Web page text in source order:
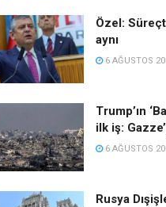
Özel:
aynı
6 AĞUSTOS
Trump’ın
ilk iş:
6 AĞUSTOS
Rusya